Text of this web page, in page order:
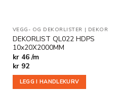
VEGG- OG DEKORLISTER | DEKOR
DEKORLIST QL022 HDPS
10x20X2000MM
kr 46 /m
kr92
LEGG I HANDLEKURV